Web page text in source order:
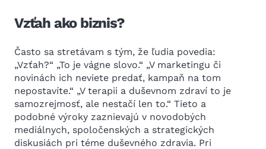
Vzťah ako biznis?
Často sa stretávam s tým, že ľudia povedia:
„Vzťah?“ „To je vágne slovo.“ „V marketingu či
novinách ich neviete predať, kampaň na tom
nepostavíte.“ „V terapii a duševnom zdraví to je
samozrejmosť, ale nestačí len to.“ Tieto a
podobné výroky zaznievajú v novodobých
mediálnych, spoločenských a strategických
diskusiách pri téme duševného zdravia. Pri